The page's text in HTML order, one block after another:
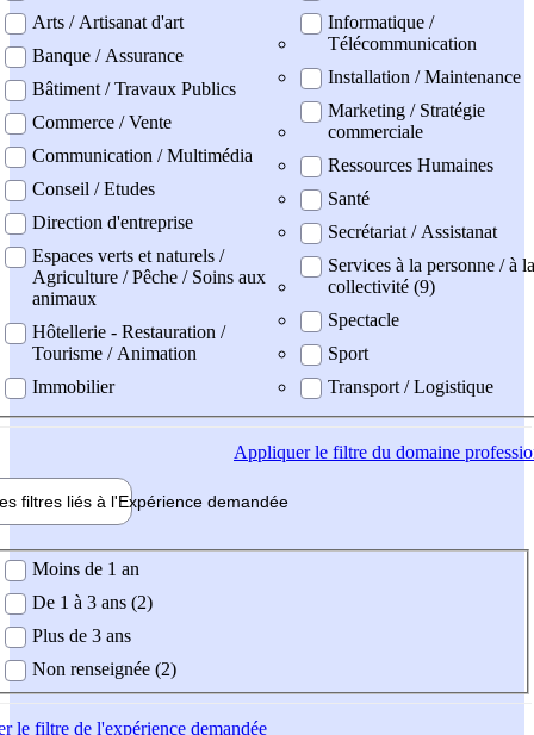
Arts / Artisanat d'art
Banque / Assurance
Bâtiment / Travaux Publics
Commerce / Vente
Communication / Multimédia
Conseil / Etudes
Direction d'entreprise
Espaces verts et naturels /
Agriculture / Pêche / Soins aux
animaux
Hôtellerie - Restauration /
Tourisme / Animation
Immobilier
Informatique /
Télécommunication
Installation / Maintenance
Marketing / Stratégie
commerciale
Ressources Humaines
Santé
Secrétariat / Assistanat
Services à la personne / à la
collectivité (9)
Spectacle
Sport
Transport / Logistique
Appliquerle filtre du domaine
filtres liés à l'Expérience demandée
demandée
Moins de 1 an
De 1 à 3 ans (2)
Plus de 3 ans
Non renseignée (2)
le filtre de l'expérience demandée